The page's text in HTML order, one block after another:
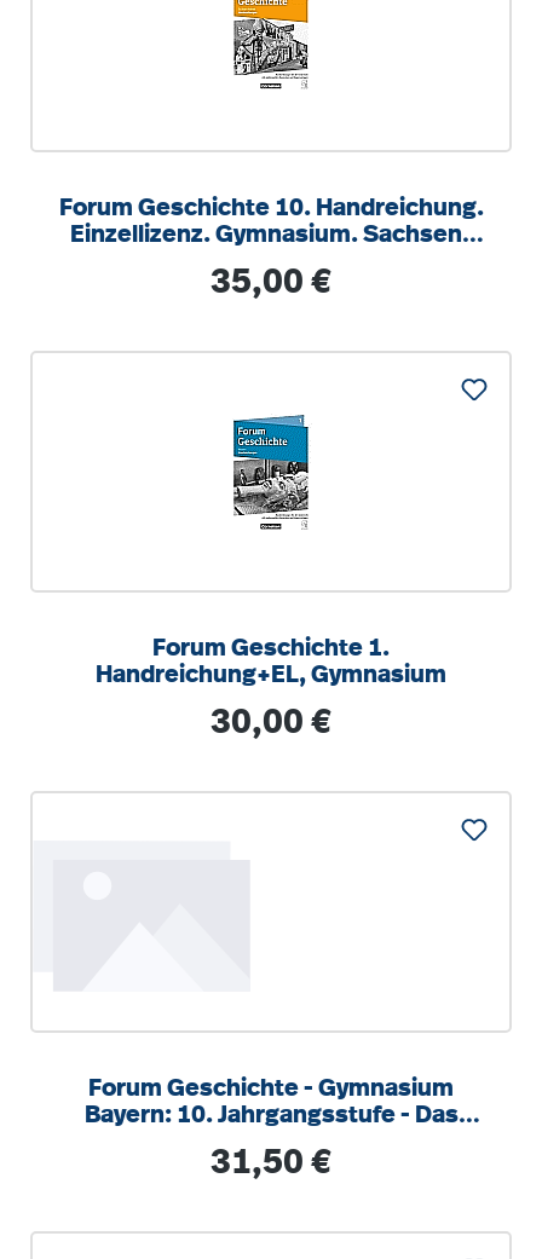
Forum Geschichte 10. Handreichung.
Einzellizenz. Gymnasium. Sachsen-
Regulärer Preis:
35,00 €
Forum Geschichte 1.
Handreichung+EL, Gymnasium
Regulärer Preis:
30,00 €
Forum Geschichte - Gymnasium
Bayern: 10. Jahrgangsstufe - Das
Regulärer Preis:
31,50 €